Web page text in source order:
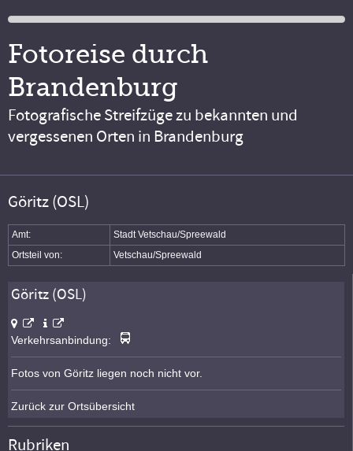
Fotoreise durch
Brandenburg
Fotografische Streifzüge zu bekannten und
vergessenen Orten in Brandenburg
Göritz (OSL)
Amt:
Stadt Vetschau/Spreewald
Ortsteil von:
Vetschau/Spreewald
Göritz (OSL)
Verkehrsanbindung:
Fotos von Göritz liegen noch nicht vor.
Zurück zur Ortsübersicht
Rubriken